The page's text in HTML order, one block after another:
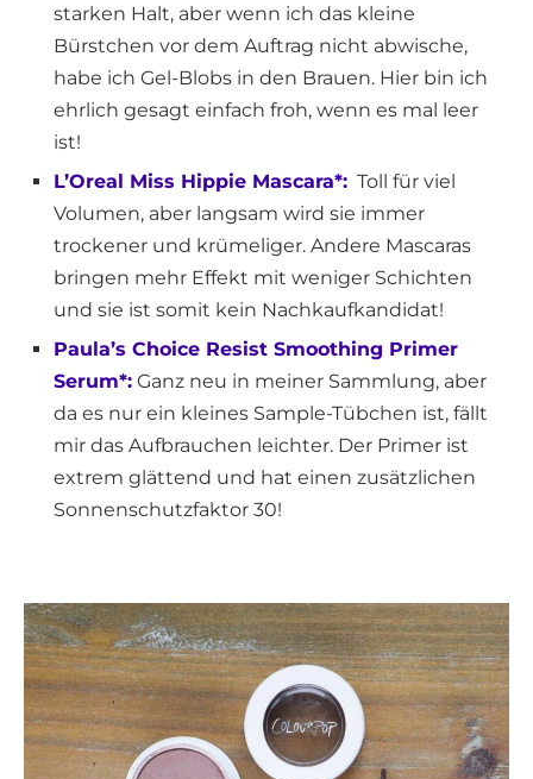
starken Halt, aber wenn ich das kleine
Bürstchen vor dem Auftrag nicht abwische,
habe ich Gel-Blobs in den Brauen. Hier bin ich
ehrlich gesagt einfach froh, wenn es mal leer
ist!
L’Oreal Miss Hippie Mascara*: Toll für viel
Volumen, aber langsam wird sie immer
trockener und krümeliger. Andere Mascaras
bringen mehr Effekt mit weniger Schichten
und sie ist somit kein Nachkaufkandidat!
Paula’s Choice Resist Smoothing Primer
Serum*: Ganz neu in meiner Sammlung, aber
da es nur ein kleines Sample-Tübchen ist, fällt
mir das Aufbrauchen leichter. Der Primer ist
extrem glättend und hat einen zusätzlichen
Sonnenschutzfaktor 30!